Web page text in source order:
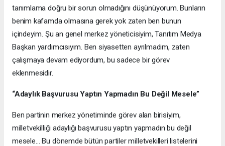
tanımlama doğru bir sorun olmadığını düşünüyorum. Bunların
benim kafamda olmasına gerek yok zaten ben bunun
içindeyim. Şu an genel merkez yöneticisiyim, Tanıtım Medya
Başkan yardımcısıyım. Ben siyasetten ayrılmadım, zaten
çalışmaya devam ediyordum, bu sadece bir görev
eklenmesidir.
“Adaylık Başvurusu Yaptın Yapmadın Bu Değil Mesele”
Ben partinin merkez yönetiminde görev alan birisiyim,
milletvekilliği adaylığı başvurusu yaptın yapmadın bu değil
mesele… Bu dönemde bütün partiler milletvekilleri listelerini